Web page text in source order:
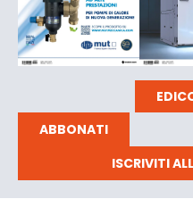
ABBONATI
ISCRIVITI